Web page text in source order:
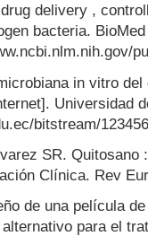
delivery ,
bacteria.
in vitro
Universidad
bitstream/
SR. Quitosano
Clínica. Rev
de una película
para el